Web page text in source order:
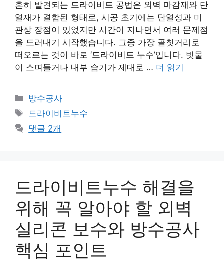
흔히 발견되는 드라이비트 공법은 외벽 마감재와 단
열재가 결합된 형태로, 시공 초기에는 단열성과 미
관상 장점이 있었지만 시간이 지나면서 여러 문제점
을 드러내기 시작했습니다. 그중 가장 골칫거리로
떠오르는 것이 바로 ‘드라이비트 누수’입니다. 빗물
이 스며들거나 내부 습기가 제대로 … 더 읽기
카
테
리
방수공사
태
그
드라이비트누수
댓글 2개
드라이비트누수 해결을
위해 꼭 알아야 할 외벽
실리콘 보수와 방수공사
핵심 포인트